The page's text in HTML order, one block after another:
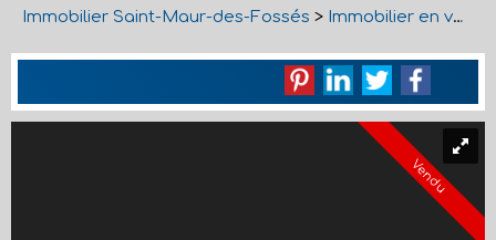
Immobilier Saint-Maur-des-Fossés > Immobilier en vente Saint-Maur-des-Fossés
Vendu